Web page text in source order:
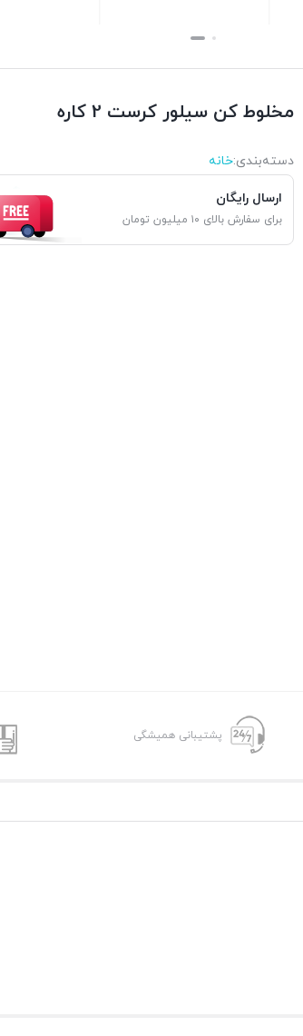
مخلوط کن سیلور کرست 2 کاره
دسته‌بندی‌:خانه
ارسال رایگان
برای سفارش بالای ۱۰ میلیون تومان
پشتیبانی همیشگی